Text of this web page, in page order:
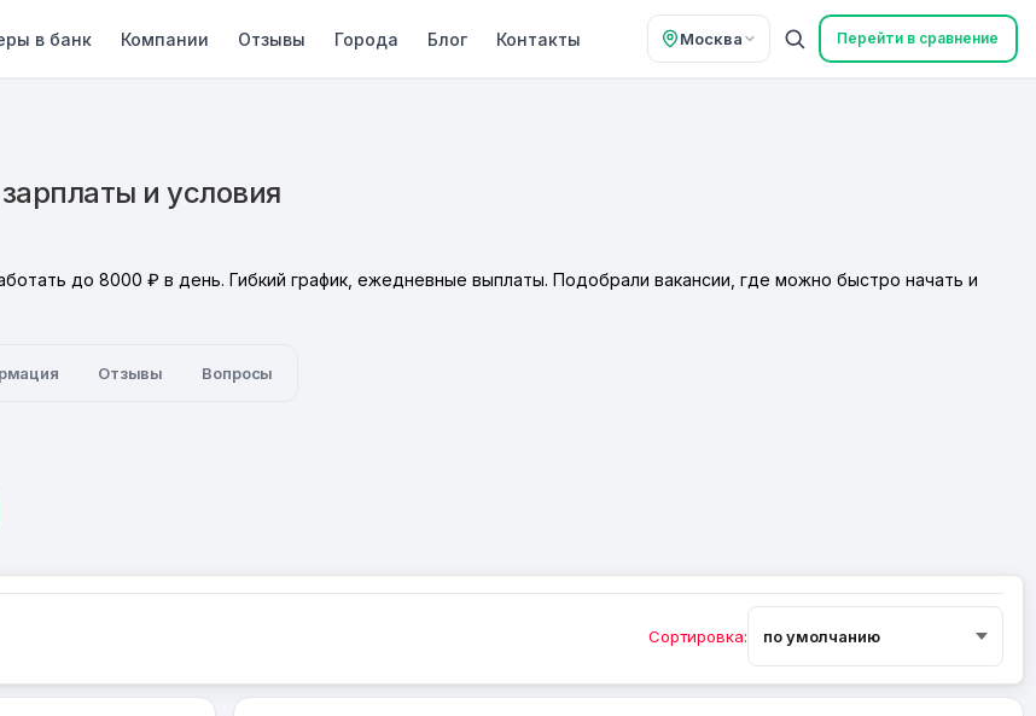
в банк Компании Отзывы Города Блог Контакты Москва Перейти в сравнение
и условия
до 8000 ₽ в день. Гибкий график, ежедневные выплаты. Подобрали вакансии, где можно быстро начать и
Отзывы Вопросы
Сортировка: